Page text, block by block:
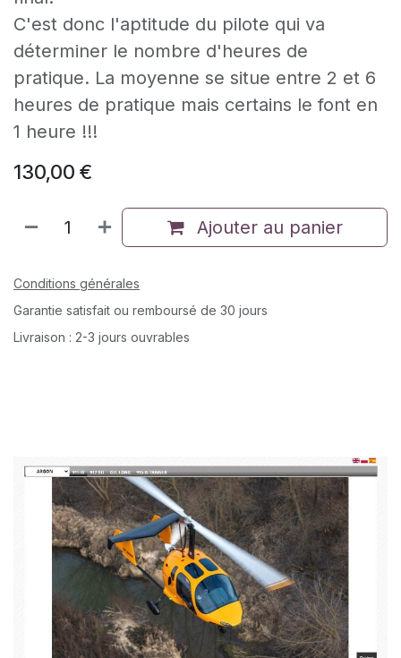
C'est donc l'aptitude du pilote qui va
déterminer le nombre d'heures de
pratique. La moyenne se situe entre 2 et 6
heures de pratique mais certains le font en
1 heure !!!
130,00 €
Ajouter au panier
Conditions générales
Garantie satisfait ou remboursé de 30 jours
Livraison : 2-3 jours ouvrables